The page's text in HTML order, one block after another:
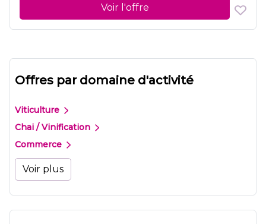
Voir l'offre
Offres par domaine d'activité
Viticulture
Chai / Vinification
Commerce
Voir plus